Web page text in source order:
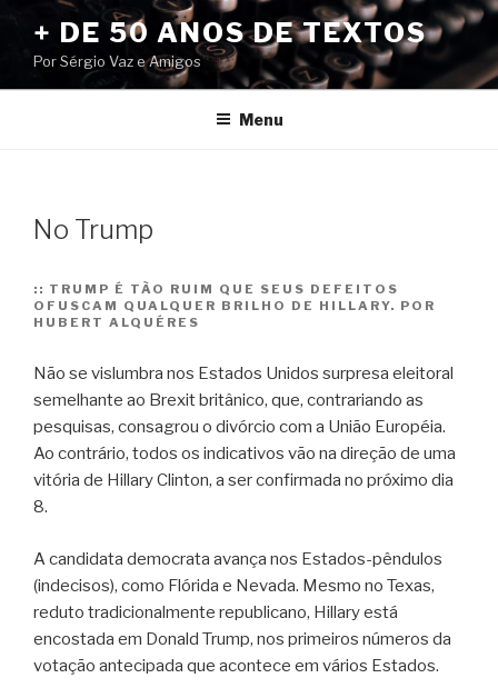
conteúdo
+ DE 50 ANOS DE TEXTOS
Por Sérgio Vaz e Amigos
Menu
No Trump
:: TRUMP É TÃO RUIM QUE SEUS DEFEITOS
OFUSCAM QUALQUER BRILHO DE HILLARY. POR
HUBERT ALQUÉRES
Não se vislumbra nos Estados Unidos surpresa eleitoral
semelhante ao Brexit britânico, que, contrariando as
pesquisas, consagrou o divórcio com a União Européia.
Ao contrário, todos os indicativos vão na direção de uma
vitória de Hillary Clinton, a ser confirmada no próximo dia
8.
A candidata democrata avança nos Estados-pêndulos
(indecisos), como Flórida e Nevada. Mesmo no Texas,
reduto tradicionalmente republicano, Hillary está
encostada em Donald Trump, nos primeiros números da
votação antecipada que acontece em vários Estados.